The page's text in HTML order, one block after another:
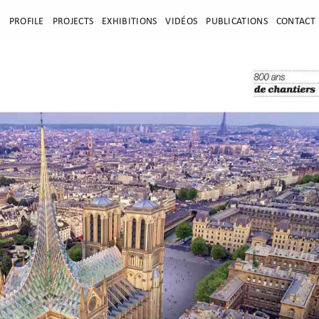
PROFILE PROJECTS EXHIBITIONS VIDÉOS PUBLICATIONS CONTACT